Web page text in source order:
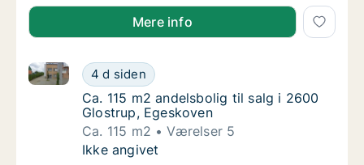
Mere info
Ca. 115 m2 andelsbolig til salg i 2600
4 d siden
Ca. 115 m2 andelsbolig til salg i 2600 Glostrup,
Ca. 115 m2 andelsbolig til salg i 2600
Ca. 115 m2 andelsbolig til salg i 2600
Glostrup, Egeskoven
Ca. 115 m2
Værelser 5
Ca. 115 m2 andelsbolig til salg i 2600
Ikke angivet